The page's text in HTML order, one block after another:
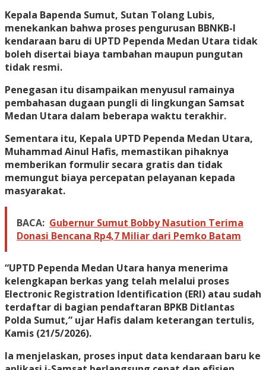
Kepala Bapenda Sumut, Sutan Tolang Lubis,
menekankan bahwa proses pengurusan BBNKB-I
kendaraan baru di UPTD Pependa Medan Utara tidak
boleh disertai biaya tambahan maupun pungutan
tidak resmi.
Penegasan itu disampaikan menyusul ramainya
pembahasan dugaan pungli di lingkungan Samsat
Medan Utara dalam beberapa waktu terakhir.
Sementara itu, Kepala UPTD Pependa Medan Utara,
Muhammad Ainul Hafis, memastikan pihaknya
memberikan formulir secara gratis dan tidak
memungut biaya percepatan pelayanan kepada
masyarakat.
BACA: Gubernur Sumut Bobby Nasution Terima
Donasi Bencana Rp4,7 Miliar dari Pemko Batam
“UPTD Pependa Medan Utara hanya menerima
kelengkapan berkas yang telah melalui proses
Electronic Registration Identification (ERI) atau sudah
terdaftar di bagian pendaftaran BPKB Ditlantas
Polda Sumut,” ujar Hafis dalam keterangan tertulis,
Kamis (21/5/2026).
Ia menjelaskan, proses input data kendaraan baru ke